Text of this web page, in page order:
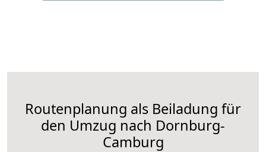
Routenplanung als Beiladung für
den Umzug nach Dornburg-
Camburg